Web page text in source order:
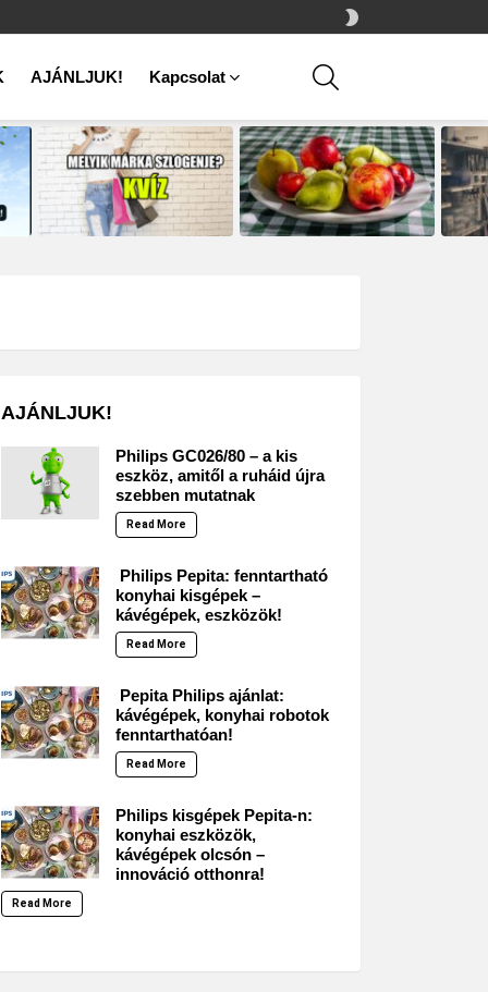
SKIN
AJÁNLJUK! Kapcsolat
AJÁNLJUK!
Philips GC026/80 – a kis
eszköz, amitől a ruháid újra
szebben mutatnak
Read More
Philips Pepita: fenntartható
konyhai kisgépek –
kávégépek, eszközök!
Read More
Pepita Philips ajánlat:
kávégépek, konyhai robotok
fenntarthatóan!
Read More
Philips kisgépek Pepita-n:
konyhai eszközök,
kávégépek olcsón –
innováció otthonra!
Read More